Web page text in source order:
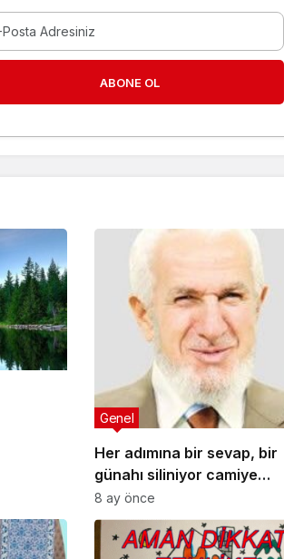
ABONE OL
Her adımına bir sevap, bir
günahı siliniyor camiye
giderken gelirken onlar
dışında bir de bu namazın
garantisi var.
Genel
8 ay önce